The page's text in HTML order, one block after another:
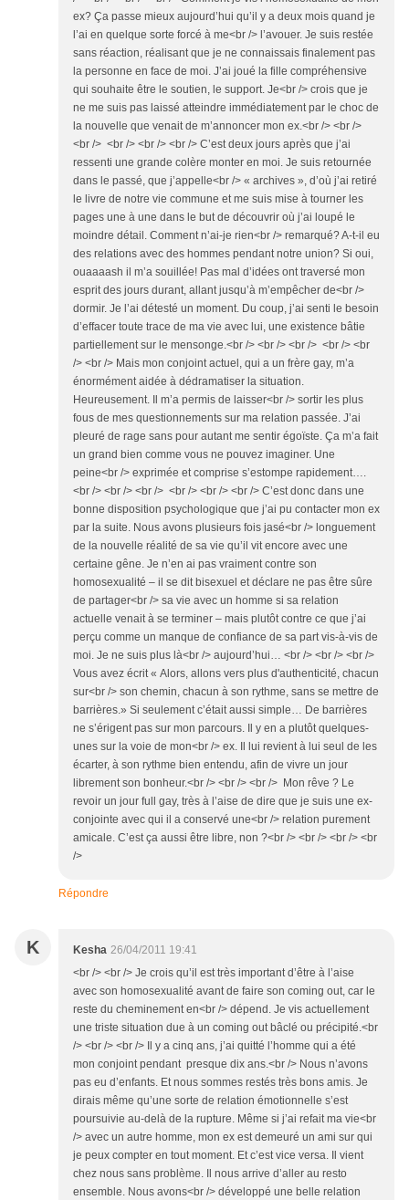
ex? Ça passe mieux aujourd’hui qu’il y a deux mois quand je
l’ai en quelque sorte forcé à me<br /> l’avouer. Je suis restée
sans réaction, réalisant que je ne connaissais finalement pas
la personne en face de moi. J’ai joué la fille compréhensive
qui souhaite être le soutien, le support. Je<br /> crois que je
ne me suis pas laissé atteindre immédiatement par le choc de
la nouvelle que venait de m’annoncer mon ex.<br /> <br />
<br /> <br /> <br /> <br /> C’est deux jours après que j’ai
ressenti une grande colère monter en moi. Je suis retournée
dans le passé, que j’appelle<br /> « archives », d’où j’ai retiré
le livre de notre vie commune et me suis mise à tourner les
pages une à une dans le but de découvrir où j’ai loupé le
moindre détail. Comment n’ai-je rien<br /> remarqué? A-t-il eu
des relations avec des hommes pendant notre union? Si oui,
ouaaaash il m’a souillée! Pas mal d’idées ont traversé mon
esprit des jours durant, allant jusqu’à m’empêcher de<br />
dormir. Je l’ai détesté un moment. Du coup, j’ai senti le besoin
d’effacer toute trace de ma vie avec lui, une existence bâtie
partiellement sur le mensonge.<br /> <br /> <br /> <br /> <br
/> <br /> Mais mon conjoint actuel, qui a un frère gay, m’a
énormément aidée à dédramatiser la situation.
Heureusement. Il m’a permis de laisser<br /> sortir les plus
fous de mes questionnements sur ma relation passée. J’ai
pleuré de rage sans pour autant me sentir égoïste. Ça m’a fait
un grand bien comme vous ne pouvez imaginer. Une
peine<br /> exprimée et comprise s’estompe rapidement….
<br /> <br /> <br /> <br /> <br /> <br /> C’est donc dans une
bonne disposition psychologique que j’ai pu contacter mon ex
par la suite. Nous avons plusieurs fois jasé<br /> longuement
de la nouvelle réalité de sa vie qu’il vit encore avec une
certaine gêne. Je n’en ai pas vraiment contre son
homosexualité – il se dit bisexuel et déclare ne pas être sûre
de partager<br /> sa vie avec un homme si sa relation
actuelle venait à se terminer – mais plutôt contre ce que j’ai
perçu comme un manque de confiance de sa part vis-à-vis de
moi. Je ne suis plus là<br /> aujourd’hui… <br /> <br /> <br />
Vous avez écrit « Alors, allons vers plus d'authenticité, chacun
sur<br /> son chemin, chacun à son rythme, sans se mettre de
barrières.» Si seulement c’était aussi simple… De barrières
ne s’érigent pas sur mon parcours. Il y en a plutôt quelques-
unes sur la voie de mon<br /> ex. Il lui revient à lui seul de les
écarter, à son rythme bien entendu, afin de vivre un jour
librement son bonheur.<br /> <br /> <br /> Mon rêve ? Le
revoir un jour full gay, très à l’aise de dire que je suis une ex-
conjointe avec qui il a conservé une<br /> relation purement
amicale. C’est ça aussi être libre, non ?<br /> <br /> <br /> <br
/>
Répondre
K Kesha 26/04/2011 19:41
<br /> <br /> Je crois qu’il est très important d’être à l’aise
avec son homosexualité avant de faire son coming out, car le
reste du cheminement en<br /> dépend. Je vis actuellement
une triste situation due à un coming out bâclé ou précipité.<br
/> <br /> <br /> Il y a cinq ans, j’ai quitté l’homme qui a été
mon conjoint pendant presque dix ans.<br /> Nous n’avons
pas eu d’enfants. Et nous sommes restés très bons amis. Je
dirais même qu’une sorte de relation émotionnelle s’est
poursuivie au-delà de la rupture. Même si j’ai refait ma vie<br
/> avec un autre homme, mon ex est demeuré un ami sur qui
je peux compter en tout moment. Et c’est vice versa. Il vient
chez nous sans problème. Il nous arrive d’aller au resto
ensemble. Nous avons<br /> développé une belle relation